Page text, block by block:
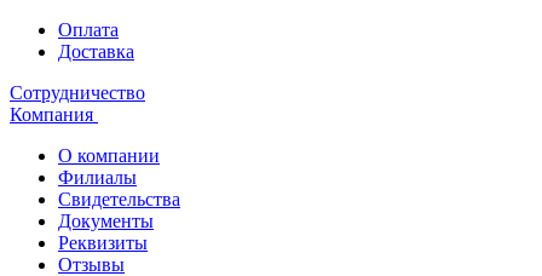
Оплата
Доставка
Сотрудничество
Компания
О компании
Филиалы
Свидетельства
Документы
Реквизиты
Отзывы